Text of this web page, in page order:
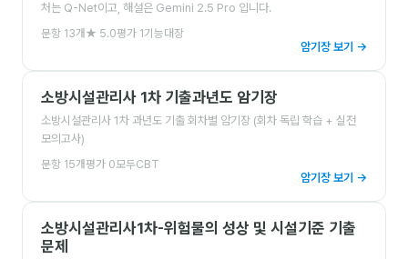
처는 Q-Net이고, 해설은 Gemini 2.5 Pro 입니다.
문항 13개 ★ 5.0평가 1기능대장
암기장 보기 →
소방시설관리사 1차 기출과년도 암기장
소방시설관리사 1차 과년도 기출 회차별 암기장 (회차 독립 학습 + 실전
모의고사)
문항 15개 평가 0모두CBT
암기장 보기 →
소방시설관리사1차-위험물의 성상 및 시설기준 기출
문제